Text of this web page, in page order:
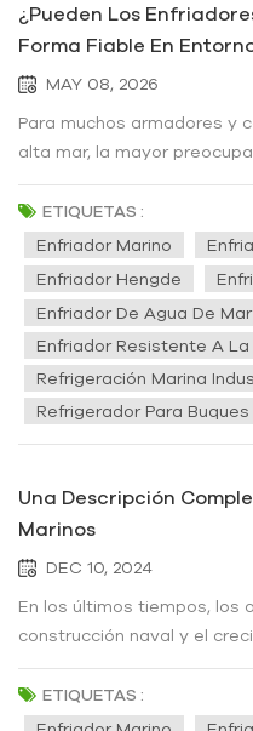
¿Pueden Los
Forma Fiable En
Humedad?
MAY 08, 2026
Para muchos armadores y contratistas de proyectos en alta mar, la mayor preocupación a la hora de seleccionar un sistema de refrigeración no es la capacidad de refrigeración en sí misma, sino si el equipo puede sobrevivir al entorno. La alta concentración de sal, la humedad ambiental, la vibración constante y el funcionamiento ininterrumpido crean condiciones mucho más exigentes que las de las fábricas industriales convencionales. Un enfriador estándar que funciona bien en interiores puede empezar a mostrar corrosión, inestabilidad eléctrica o pérdida de eficiencia en un tiempo sorprendentemente corto tras su instalación en alta mar. Entonces, ¿pueden los enfriadores marinos funcionar de forma fiable en estas condiciones? Según nuestra experiencia en Enfriador HengdeLa respuesta es sí, pero solo si el sistema está diseñado específicamente para entornos marinos y no simplemente adaptado de un enfriador industrial estándar. El aire salino daña los equipos más rápido de lo que muchos usuarios esperan.Un aspecto que muchos compradores que se inician en proyectos náuticos subestiman es que la corrosión salina no solo afecta a la carcasa metálica externa. En realidad, el aire cargado de sal penetra lentamente en casi todas las partes del sistema, incluyendo terminales eléctricos, aletas del condensador, juntas de cobre, motores de ventiladores e incluso conexiones de sensores. Con el tiempo, esto puede generar capas de oxidación que reducen la conductividad y la eficiencia de la refrigeración. En muchos proyectos marinos, las primeras fallas no suelen ser de compresores ni de sistemas de refrigeración, sino de pequeños puntos de conexión eléctrica y terminales que se corroen gradualmente debido a la humedad mezclada con partículas de sal. Por eso, los enfriadores marinos profesionales suelen centrarse en la protección eléctrica, no solo en el rendimiento de la refrigeración. En Hengde, los enfriadores marinos suelen estar equipados con:Materiales estructurales resistentes a la corrosiónRecubrimientos protectores para componentes metálicosDiseño de armario eléctrico resistente a la humedadProtección reforzada de tuberíasSistemas de control estables para un funcionamiento continuo.Estos detalles pueden parecer insignificantes durante la compra, pero se vuelven cruciales después de varios meses de uso en alta mar. La humedad a veces es más peligrosa que el agua de mar.La mayoría de la gente piensa inmediatamente en la corrosión causada por el agua de mar cuando se habla de sistemas de refrigeración marinos. Sin embargo, en la práctica, la humedad en sí misma puede convertirse en un riesgo oculto aún mayor. Cuando el aire húmedo entra en los armarios eléctricos y se encuentra con las diferencias de temperatura provocadas por los sistemas de refrigeración, puede formarse condensación en el interior de los equipos. Una vez que la humedad se acumula en los componentes eléctricos, pueden producirse señales inestables y apagones inesperados. En entornos costeros, la condensación repetida dentro de los armarios eléctricos suele ser más perjudicial que la exposición ocasional al agua de mar, ya que los operarios pueden no percatarse del problema hasta que comienzan a aparecer fallos eléctricos intermitentes. Esta es una de las razones por las que los enfriadores marinos requieren un mejor diseño de sellado y ventilación en comparación con los enfriadores industriales estándar. La humedad a veces es más peligrosa que el agua de mar.La mayoría de la gente piensa inmediatamente en la corrosión causada por el agua de mar cuando se habla de sistemas de refrigeración marinos. Sin embargo, en la práctica, la humedad en sí misma puede convertirse en un riesgo oculto aún mayor. Cuando el aire húmedo entra en los armarios eléctricos y se encuentra con las diferencias de temperatura provocadas por los sistemas de refrigeración, puede formarse condensación en el interior de los equipos. Una vez que la humedad se acumula en los componentes eléctricos, pueden producirse señales inestables y apagones inesperados. En entornos costeros, la condensación repetida dentro de los armarios eléctricos suele ser más perjudicial que la exposición ocasional al agua de mar, ya que los operarios pueden no percatarse del problema hasta que comienzan a aparecer fallos eléctricos intermitentes. Esta es una de las razones por las que los enfriadores marinos requieren un mejor diseño de sellado y ventilación en comparación con los enfriadores industriales estándar. SEl funcionamiento de la mesa importa más que la capacidad de enfriamiento extrema.Algunos compradores se centran en lograr la temperatura más baja posible. Sin embargo, en aplicaciones marinas, la estabilidad suele ser más importante que un rendimiento de refrigeración extremo. Un enfriador marino que funcione continuamente en
ETIQUETAS :
Enfriador Marino
Enfriador Hengde
Enfriador De Agua De Mar
Enfriador Resistente A
Refrigeración Marina
Refrigerador Para
Una Descripción
Marinos
DEC 10, 2024
En los últimos tiempos, los
construcción naval y el
han llevado a un mayor
marinaEstos enfriadores
mantener la frescura del
ETIQUETAS :